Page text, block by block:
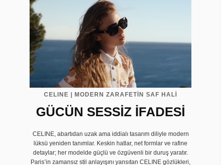
CELINE | MODERN ZARAFETİN SAF HALİ
GÜCÜN SESSİZ İFADESİ
CELINE, abartıdan uzak ama iddialı tasarım diliyle modern
lüksü yeniden tanımlar. Keskin hatlar, net formlar ve rafine
detaylar; her modelde güçlü ve özgüvenli bir duruş yaratır.
Paris’in zamansız stil anlayışını yansıtan CELINE gözlükleri,